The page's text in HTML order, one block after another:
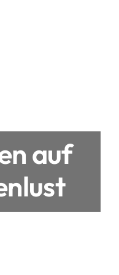
auf